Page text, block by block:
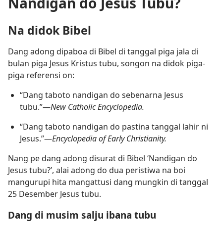
Na didok Bibel
Dang adong dipaboa di Bibel di tanggal piga jala di
bulan piga Jesus Kristus tubu, songon na didok piga-
piga referensi on:
“Dang taboto nandigan do sebenarna Jesus
tubu.”—New Catholic Encyclopedia.
“Dang taboto nandigan do pastina tanggal lahir ni
Jesus.”—Encyclopedia of Early Christianity.
Nang pe dang adong disurat di Bibel ‘Nandigan do
Jesus tubu?’, alai adong do dua peristiwa na boi
mangurupi hita mangattusi dang mungkin di tanggal
25 Desember Jesus tubu.
Dang di musim salju ibana tubu